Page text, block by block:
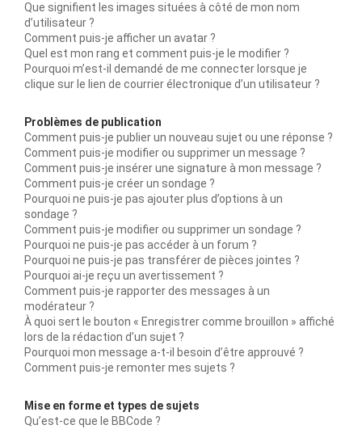
Que signifient les images situées à côté de mon nom
d’utilisateur ?
Comment puis-je afficher un avatar ?
Quel est mon rang et comment puis-je le modifier ?
Pourquoi m’est-il demandé de me connecter lorsque je
clique sur le lien de courrier électronique d’un utilisateur ?
Problèmes de publication
Comment puis-je publier un nouveau sujet ou une réponse ?
Comment puis-je modifier ou supprimer un message ?
Comment puis-je insérer une signature à mon message ?
Comment puis-je créer un sondage ?
Pourquoi ne puis-je pas ajouter plus d’options à un
sondage ?
Comment puis-je modifier ou supprimer un sondage ?
Pourquoi ne puis-je pas accéder à un forum ?
Pourquoi ne puis-je pas transférer de pièces jointes ?
Pourquoi ai-je reçu un avertissement ?
Comment puis-je rapporter des messages à un
modérateur ?
À quoi sert le bouton « Enregistrer comme brouillon » affiché
lors de la rédaction d’un sujet ?
Pourquoi mon message a-t-il besoin d’être approuvé ?
Comment puis-je remonter mes sujets ?
Mise en forme et types de sujets
Qu’est-ce que le BBCode ?